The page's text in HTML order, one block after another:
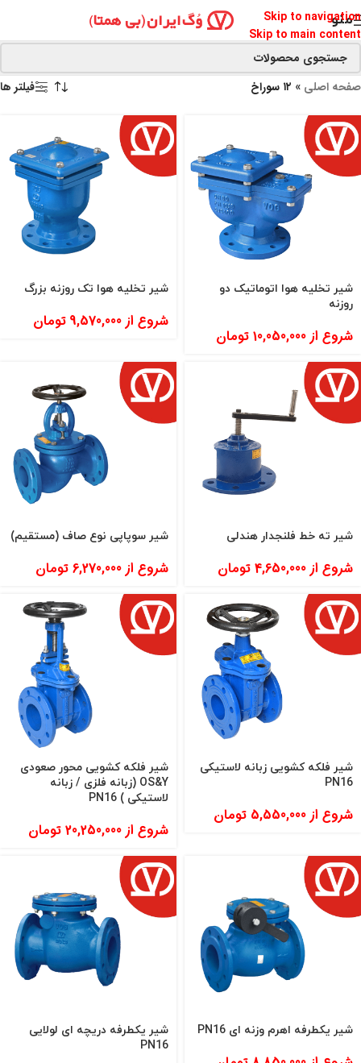
Skip to navigation
Skip to main content
منو
صفحه اصلی » ۱۲ سوراخ فیلتر ها
شیر تخلیه هوا اتوماتیک دو
روزنه
شروع از10,050,000 تومان
شیر تخلیه هوا تک روزنه بزرگ
شروع از9,570,000 تومان
شیر ته خط فلنجدار هندلی
شروع از 4,650,000 تومان
شیر سوپاپی نوع صاف (مستقیم)
شروع از 6,270,000 تومان
شیر فلکه کشویی زبانه لاستیکی
PN16
شروع از5,550,000 تومان
شیر فلکه کشویی محور صعودی
OS&Y (زبانه فلزی / زبانه
لاستیکی ) PN16
شروع از20,250,000 تومان
شیر یکطرفه اهرم وزنه ای PN16
شیر یکطرفه دریچه ای لولایی
PN16